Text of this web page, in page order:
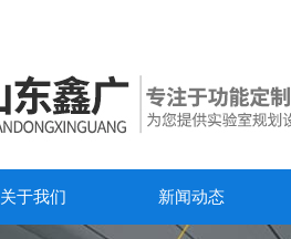
关于我们 新闻动态